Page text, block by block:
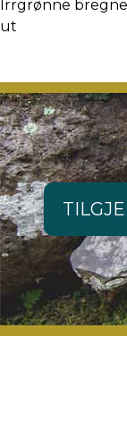
Irrgrønne
ut